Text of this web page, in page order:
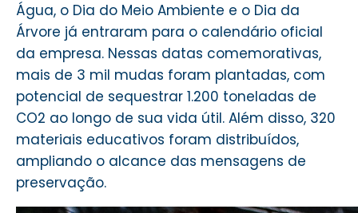
Água, o Dia do Meio Ambiente e o Dia da
Árvore já entraram para o calendário oficial
da empresa. Nessas datas comemorativas,
mais de 3 mil mudas foram plantadas, com
potencial de sequestrar 1.200 toneladas de
CO2 ao longo de sua vida útil. Além disso, 320
materiais educativos foram distribuídos,
ampliando o alcance das mensagens de
preservação.